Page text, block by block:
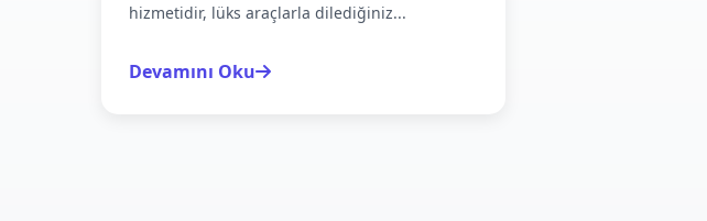
hizmetidir, lüks araçlarla dilediğiniz...
Devamını Oku